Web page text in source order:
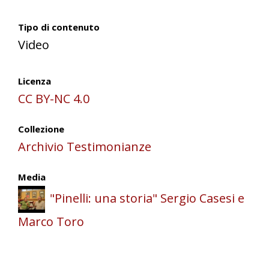
Tipo di contenuto
Video
Licenza
CC BY-NC 4.0
Collezione
Archivio Testimonianze
Media
"Pinelli: una storia" Sergio Casesi e
Marco Toro